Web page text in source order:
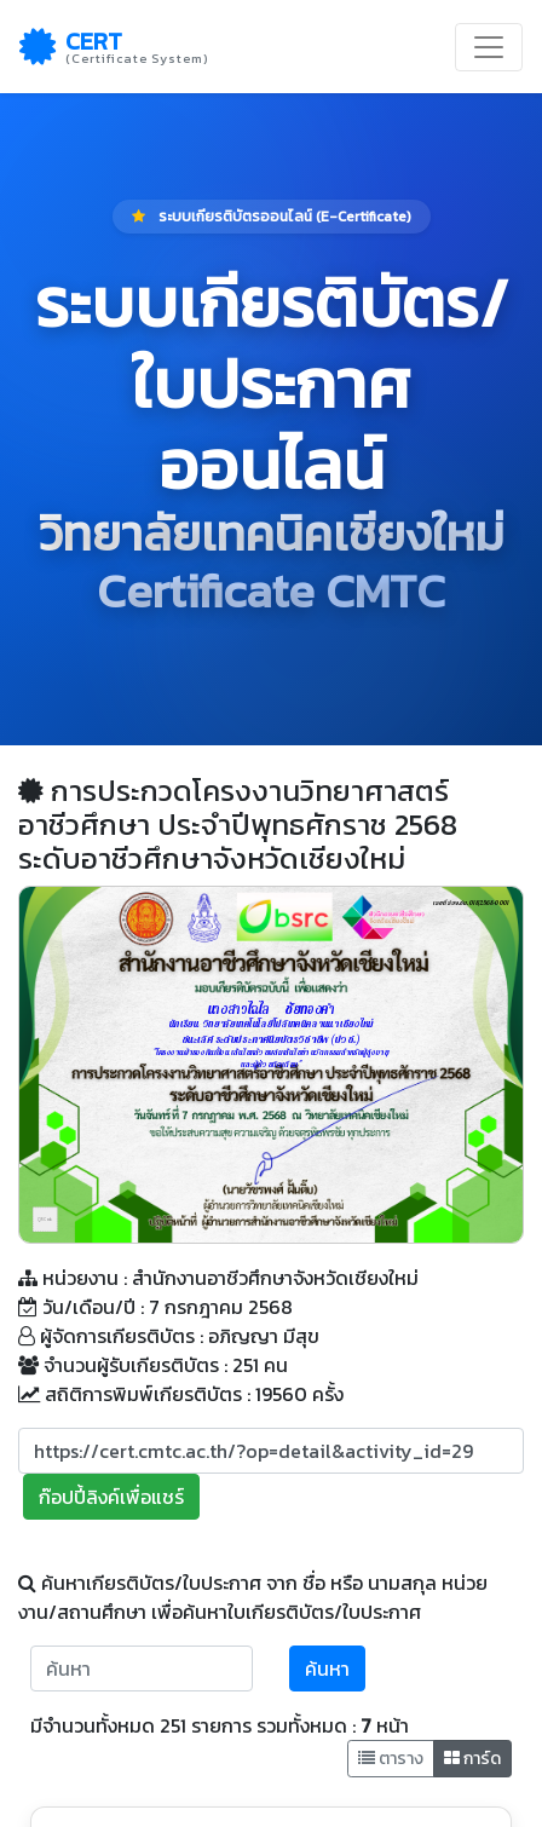
CERT
(Certificate System)
ระบบเกียรติบัตรออนไลน์ (E-Certificate)
ระบบเกียรติบัตร/
ใบประกาศ
ออนไลน์
วิทยาลัยเทคนิคเชียงใหม่
Certificate CMTC
การประกวดโครงงานวิทยาศาสตร์
อาชีวศึกษา ประจำปีพุทธศักราช 2568
ระดับอาชีวศึกษาจังหวัดเชียงใหม่
เลขที่ สอจ.ชม.018/2568-0001
นางสาวไฉไล     ชัยทองคำ
นักเรียน  วิทยาลัยเทคโนโลยีโปลิเทคนิคลานนา เชียงใหม่
ชนะเลิศ ระดับประกาศนียบัตรวิชาชีพ (ปวช.)
"โครงงานผ้ารองกันเปื้อน เส้นใยกล้วยผสมเส้นใยข่า นวัตกรรมสำหรับผู้สูงอายุ
และผู้ป่วยติดเตียง"
QR Code
หน่วยงาน : สำนักงานอาชีวศึกษาจังหวัดเชียงใหม่
วัน/เดือน/ปี : 7 กรกฎาคม 2568
ผู้จัดการเกียรติบัตร : อภิญญา มีสุข
จำนวนผู้รับเกียรติบัตร : 251 คน
สถิติการพิมพ์เกียรติบัตร : 19560 ครั้ง
ก๊อปปี้ลิงค์เพื่อแชร์
ค้นหาเกียรติบัตร/ใบประกาศ จาก ชื่อ หรือ นามสกุล หน่วย
งาน/สถานศึกษา เพื่อค้นหาใบเกียรติบัตร/ใบประกาศ
ค้นหา
มีจำนวนทั้งหมด 251 รายการ รวมทั้งหมด : 7 หน้า
ตาราง การ์ด